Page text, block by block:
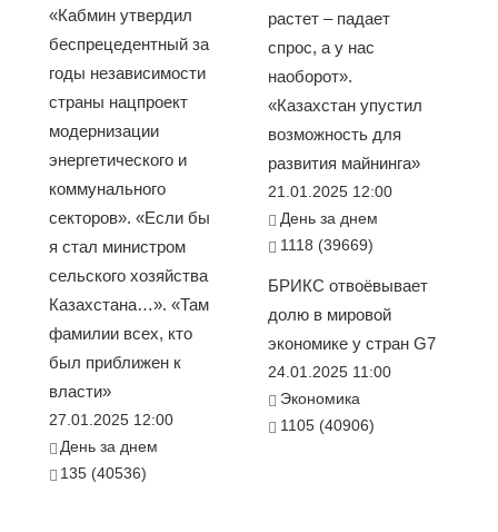
«Кабмин утвердил
беспрецедентный за
годы независимости
страны нацпроект
модернизации
энергетического и
коммунального
секторов». «Если бы
я стал министром
сельского хозяйства
Казахстана…». «Там
фамилии всех, кто
был приближен к
власти»
27.01.2025 12:00
День за днем
135 (40536)
растет – падает
спрос, а у нас
наоборот».
«Казахстан упустил
возможность для
развития майнинга»
21.01.2025 12:00
День за днем
1118 (39669)
БРИКС отвоёвывает
долю в мировой
экономике у стран G7
24.01.2025 11:00
Экономика
1105 (40906)